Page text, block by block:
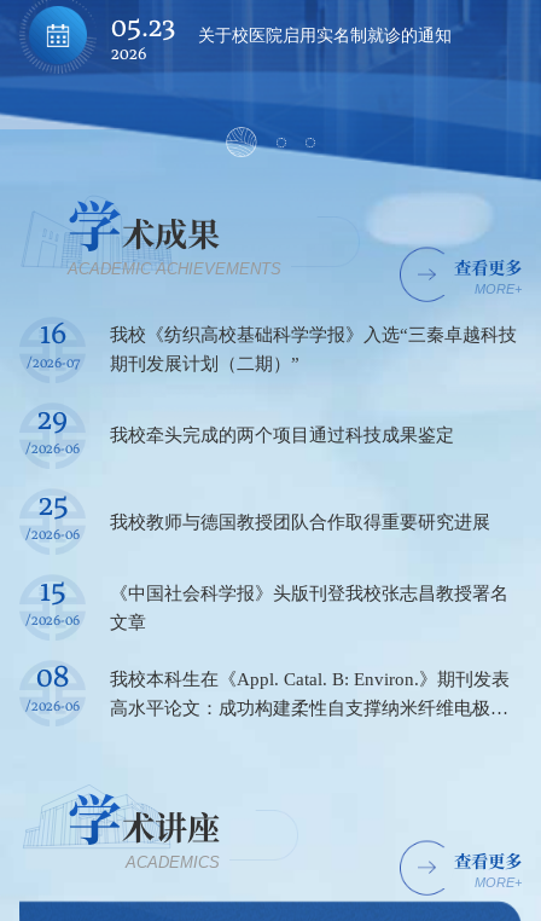
05.23
2026
关于校医院启用实名制就诊的通知
学术成果
ACADEMIC ACHIEVEMENTS 查看更多
MORE+
16
/2026-07
我校《纺织高校基础科学学报》入选“三秦卓越科技
期刊发展计划（二期）”
29
/2026-06
我校牵头完成的两个项目通过科技成果鉴定
25
/2026-06
我校教师与德国教授团队合作取得重要研究进展
15
/2026-06
《中国社会科学报》头版刊登我校张志昌教授署名
文章
08
/2026-06
我校本科生在《Appl. Catal. B: Environ.》期刊发表
高水平论文：成功构建柔性自支撑纳米纤维电极实
学术讲座
ACADEMICS 查看更多
MORE+